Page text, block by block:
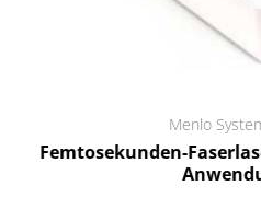
Menlo
Femtosekunden-